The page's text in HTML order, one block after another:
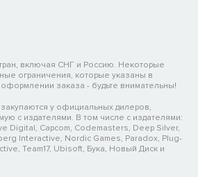
включая СНГ и Россию. Некоторые
ограничения, которые указаны в
заказа - будьте внимательны!
у официальных дилеров,
с издателями. В том числе с издателями:
Digital, Capcom, Codemasters, Deep Silver,
Interactive, Nordic Games, Paradox, Plug-
Team17, Ubisoft, Бука, Новый Диск и